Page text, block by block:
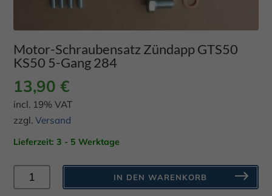
Motor-Schraubensatz Zündapp GTS50
KS50 5-Gang 284
13,90€
incl. 19% VAT
zzgl.Versand
Lieferzeit: 3 - 5 Werktage
Motor-
Schraubensatz
IN DEN WARENKORB